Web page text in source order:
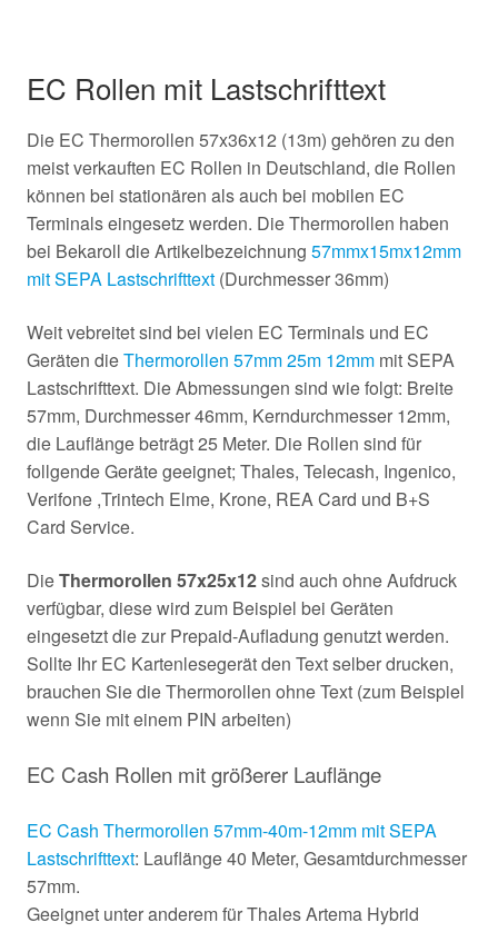
EC Rollen mit Lastschrifttext
Die EC Thermorollen 57x36x12 (13m) gehören zu den
meist verkauften EC Rollen in Deutschland, die Rollen
können bei stationären als auch bei mobilen EC
Terminals eingesetz werden. Die Thermorollen haben
bei Bekaroll die Artikelbezeichnung 57mmx15mx12mm
mit SEPA Lastschrifttext (Durchmesser 36mm)
Weit vebreitet sind bei vielen EC Terminals und EC
Geräten dieThermorollen 57mm 25m 12mm mit SEPA
Lastschrifttext. Die Abmessungen sind wie folgt: Breite
57mm, Durchmesser 46mm, Kerndurchmesser 12mm,
die Lauflänge beträgt 25 Meter. Die Rollen sind für
follgende Geräte geeignet; Thales, Telecash, Ingenico,
Verifone ,Trintech Elme, Krone, REA Card und B+S
Card Service.
DieThermorollen 57x25x12sind auch ohne Aufdruck
verfügbar, diese wird zum Beispiel bei Geräten
eingesetzt die zur Prepaid-Aufladung genutzt werden.
Sollte Ihr EC Kartenlesegerät den Text selber drucken,
brauchen Sie die Thermorollen ohne Text (zum Beispiel
wenn Sie mit einem PIN arbeiten)
EC Cash Rollen mit größerer Lauflänge
EC Cash Thermorollen 57mm-40m-12mm mit SEPA
Lastschrifttext: Lauflänge 40 Meter, Gesamtdurchmesser
57mm.
Geeignet unter anderem für Thales Artema Hybrid